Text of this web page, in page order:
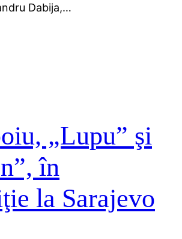
Dabija,…
„Lupu” şi
în
la Sarajevo